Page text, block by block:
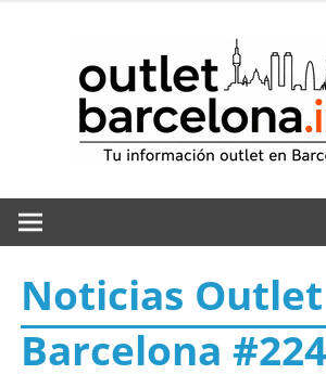
Noticias
Barcelona #224